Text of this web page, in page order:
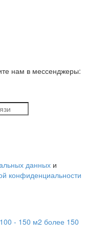
нам в мессенджеры:
данных и
конфиденциальности
100 - 150 м2 более 150